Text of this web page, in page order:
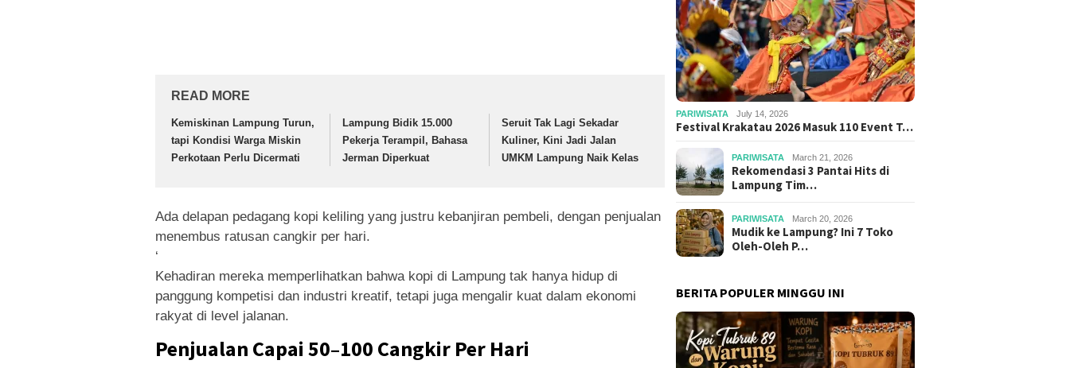
READ MORE
Kemiskinan Lampung Turun,
tapi Kondisi Warga Miskin
Perkotaan Perlu Dicermati
Lampung Bidik 15.000
Pekerja Terampil, Bahasa
Jerman Diperkuat
Seruit Tak Lagi Sekadar
Kuliner, Kini Jadi Jalan
UMKM Lampung Naik Kelas
Ada delapan pedagang kopi keliling yang justru kebanjiran pembeli, dengan penjualan
menembus ratusan cangkir per hari.
‘
Kehadiran mereka memperlihatkan bahwa kopi di Lampung tak hanya hidup di
panggung kompetisi dan industri kreatif, tetapi juga mengalir kuat dalam ekonomi
rakyat di level jalanan.
Penjualan Capai 50–100 Cangkir Per Hari
PARIWISATA July 14, 2026
Festival Krakatau 2026 Masuk 110 Event T…
PARIWISATA March 21, 2026
Rekomendasi 3 Pantai Hits di
Lampung Tim…
PARIWISATA March 20, 2026
Mudik ke Lampung? Ini 7 Toko
Oleh-Oleh P…
BERITA POPULER MINGGU INI